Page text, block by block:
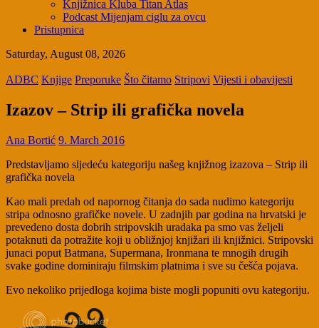
Knjižnica Kluba Titan Atlas
Podcast Mijenjam ciglu za ovcu
Pristupnica
Saturday, August 08, 2026
ADBC Knjige Preporuke Što čitamo Stripovi Vijesti i obavijesti
Izazov – Strip ili grafička novela
Ana Bortić 9. March 2016
Predstavljamo sljedeću kategoriju našeg knjižnog izazova – Strip ili
grafička novela
Kao mali predah od napornog čitanja do sada nudimo kategoriju
stripa odnosno grafičke novele. U zadnjih par godina na hrvatski je
prevedeno dosta dobrih stripovskih uradaka pa smo vas željeli
potaknuti da potražite koji u obližnjoj knjižari ili knjižnici. Stripovski
junaci poput Batmana, Supermana, Ironmana te mnogih drugih
svake godine dominiraju filmskim platnima i sve su češća pojava.
Evo nekoliko prijedloga kojima biste mogli popuniti ovu kategoriju.